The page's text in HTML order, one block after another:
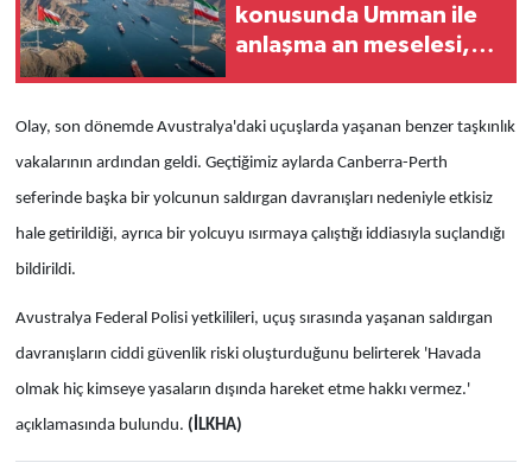
konusunda Umman ile
anlaşma an meselesi,
Olay, son dönemde Avustralya'daki uçuşlarda yaşanan benzer taşkınlık
vakalarının ardından geldi. Geçtiğimiz aylarda Canberra-Perth
seferinde başka bir yolcunun saldırgan davranışları nedeniyle etkisiz
hale getirildiği, ayrıca bir yolcuyu ısırmaya çalıştığı iddiasıyla suçlandığı
bildirildi.
Avustralya Federal Polisi yetkilileri, uçuş sırasında yaşanan saldırgan
davranışların ciddi güvenlik riski oluşturduğunu belirterek 'Havada
olmak hiç kimseye yasaların dışında hareket etme hakkı vermez.'
açıklamasında bulundu. (İLKHA)